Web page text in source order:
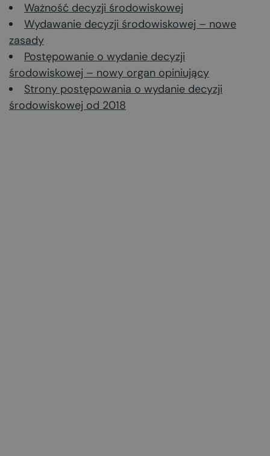
Ważność decyzji środowiskowej
Wydawanie decyzji środowiskowej – nowe
zasady
Postępowanie o wydanie decyzji
środowiskowej – nowy organ opiniujący
Strony postępowania o wydanie decyzji
środowiskowej od 2018